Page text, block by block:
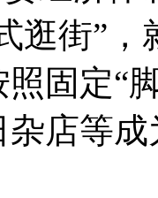
逛街”
固定“
店等